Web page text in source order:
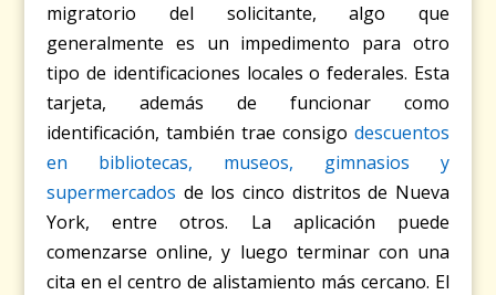
migratorio del solicitante, algo que
generalmente es un impedimento para otro
tipo de identificaciones locales o federales. Esta
tarjeta, además de funcionar como
identificación, también trae consigo descuentos
en bibliotecas, museos, gimnasios y
supermercados de los cinco distritos de Nueva
York, entre otros. La aplicación puede
comenzarse online, y luego terminar con una
cita en el centro de alistamiento más cercano. El